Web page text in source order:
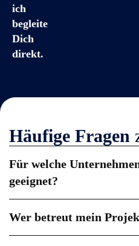
ich
begleite
Dich
direkt.
Häufige Fragen
Für welche
geeignet?
Wer betreut mein